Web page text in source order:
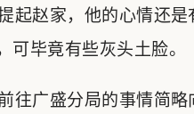
起赵家，他的心情还是
可毕竟有些灰头土脸。
广盛分局的事情简略